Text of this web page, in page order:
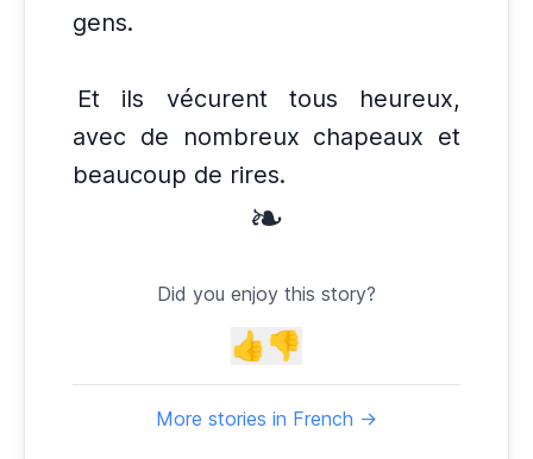
gens.
Et ils vécurent tous heureux,
avec de nombreux chapeaux et
beaucoup de rires.
❧
Did you enjoy this story?
👍👎
More stories in French →